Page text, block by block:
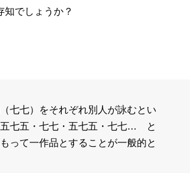
知でしょうか？
七七）をそれぞれ別人が詠むとい
五七五・七七・五七五・七七… と
って一作品とすることが一般的と